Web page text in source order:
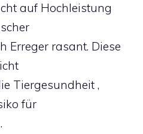
auf Hochleistung
Erreger rasant. Diese
Tiergesundheit ,
für